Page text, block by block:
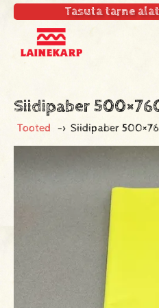
Tasuta tarne
Siidipaber
Tooted -> Siidipaber